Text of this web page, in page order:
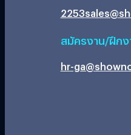
2253
สมัครงาน/ฝึก
hr-